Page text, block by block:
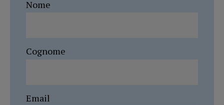
Nome
Cognome
Email